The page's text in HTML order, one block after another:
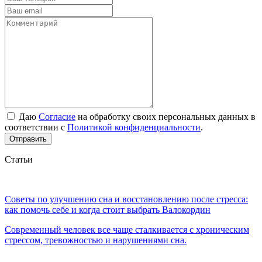
Даю Согласие на обработку своих персональных данных в
соответствии с Политикой конфиденциальности.
Отправить
Статьи
Советы по улучшению сна и восстановлению после стресса:
как помочь себе и когда стоит выбрать Валокордин
Современный человек все чаще сталкивается с хроническим
стрессом, тревожностью и нарушениями сна.